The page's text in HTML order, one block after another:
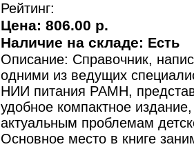
Рейтинг:
Цена: 806.00 р.
Наличие на складе: Есть
Описание: Справочник,
одними из ведущих
НИИ питания РАМН,
удобное компактное
актуальным проблемам
Основное место в книге